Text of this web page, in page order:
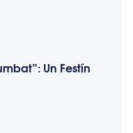
Un Festín